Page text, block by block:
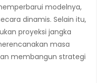
modelnya,
dinamis. Selain itu,
proyeksi jangka
masa
membangun strategi